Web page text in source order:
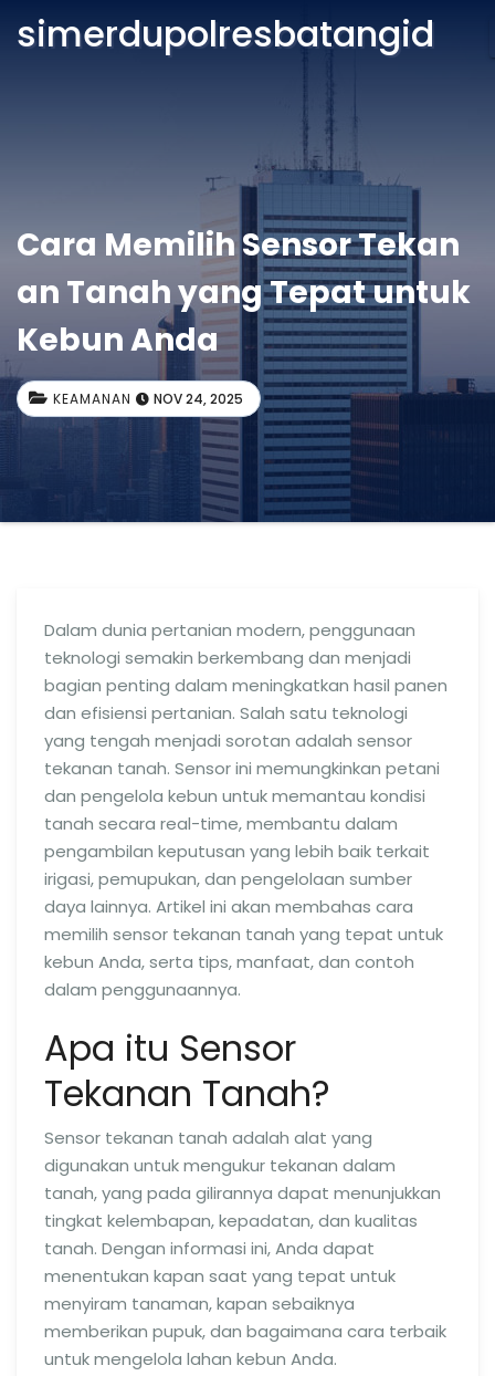
simerdupolresbatangid
Cara Memilih Sensor Tekan
an Tanah yang Tepat untuk
Kebun Anda
KEAMANAN NOV 24, 2025
Dalam dunia pertanian modern, penggunaan
teknologi semakin berkembang dan menjadi
bagian penting dalam meningkatkan hasil panen
dan efisiensi pertanian. Salah satu teknologi
yang tengah menjadi sorotan adalah sensor
tekanan tanah. Sensor ini memungkinkan petani
dan pengelola kebun untuk memantau kondisi
tanah secara real-time, membantu dalam
pengambilan keputusan yang lebih baik terkait
irigasi, pemupukan, dan pengelolaan sumber
daya lainnya. Artikel ini akan membahas cara
memilih sensor tekanan tanah yang tepat untuk
kebun Anda, serta tips, manfaat, dan contoh
dalam penggunaannya.
Apa itu Sensor
Tekanan Tanah?
Sensor tekanan tanah adalah alat yang
digunakan untuk mengukur tekanan dalam
tanah, yang pada gilirannya dapat menunjukkan
tingkat kelembapan, kepadatan, dan kualitas
tanah. Dengan informasi ini, Anda dapat
menentukan kapan saat yang tepat untuk
menyiram tanaman, kapan sebaiknya
memberikan pupuk, dan bagaimana cara terbaik
untuk mengelola lahan kebun Anda.